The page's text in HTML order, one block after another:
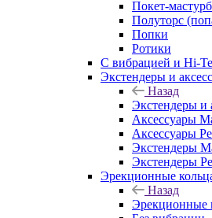
Покет-
Полуторс
Попки
Ротики
С вибрацией и Hi-
Экстендеры и
Назад
Экстендеры и
Аксессуары
Аксессуары
Экстендеры
Экстендеры
Эрекционные
Назад
Эрекционные